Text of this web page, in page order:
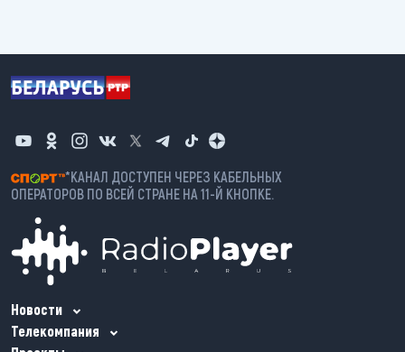
*КАНАЛ ДОСТУПЕН ЧЕРЕЗ КАБЕЛЬНЫХ
ОПЕРАТОРОВ ПО ВСЕЙ СТРАНЕ НА 11-Й КНОПКЕ.
Новости
Телекомпания